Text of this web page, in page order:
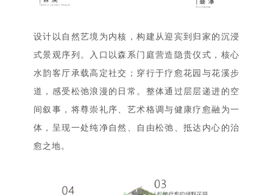
设计以自然艺境为内核，构建从迎宾到归家的沉浸
式景观序列。入口以森系门庭营造隐贵仪式，核心
水韵客厅承载高定社交；穿行于疗愈花园与花溪步
道，感受松弛浪漫的日常。整体通过层层递进的空
间叙事，将尊崇礼序、艺术格调与健康疗愈融为一
体，呈现一处纯净自然、自由松弛、抵达内心的治
愈之地。